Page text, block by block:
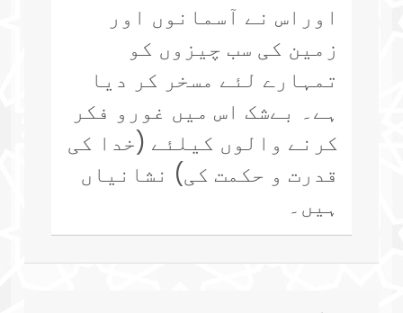
اوراس نے آسمانوں اور
زمین کی سب چیزوں کو
تمہارے لئے مسخر کر دیا
ہے۔ بےشک اس میں غورو فکر
کرنے والوں کیلئے (خدا کی
قدرت و حکمت کی) نشانیاں
ہیں۔